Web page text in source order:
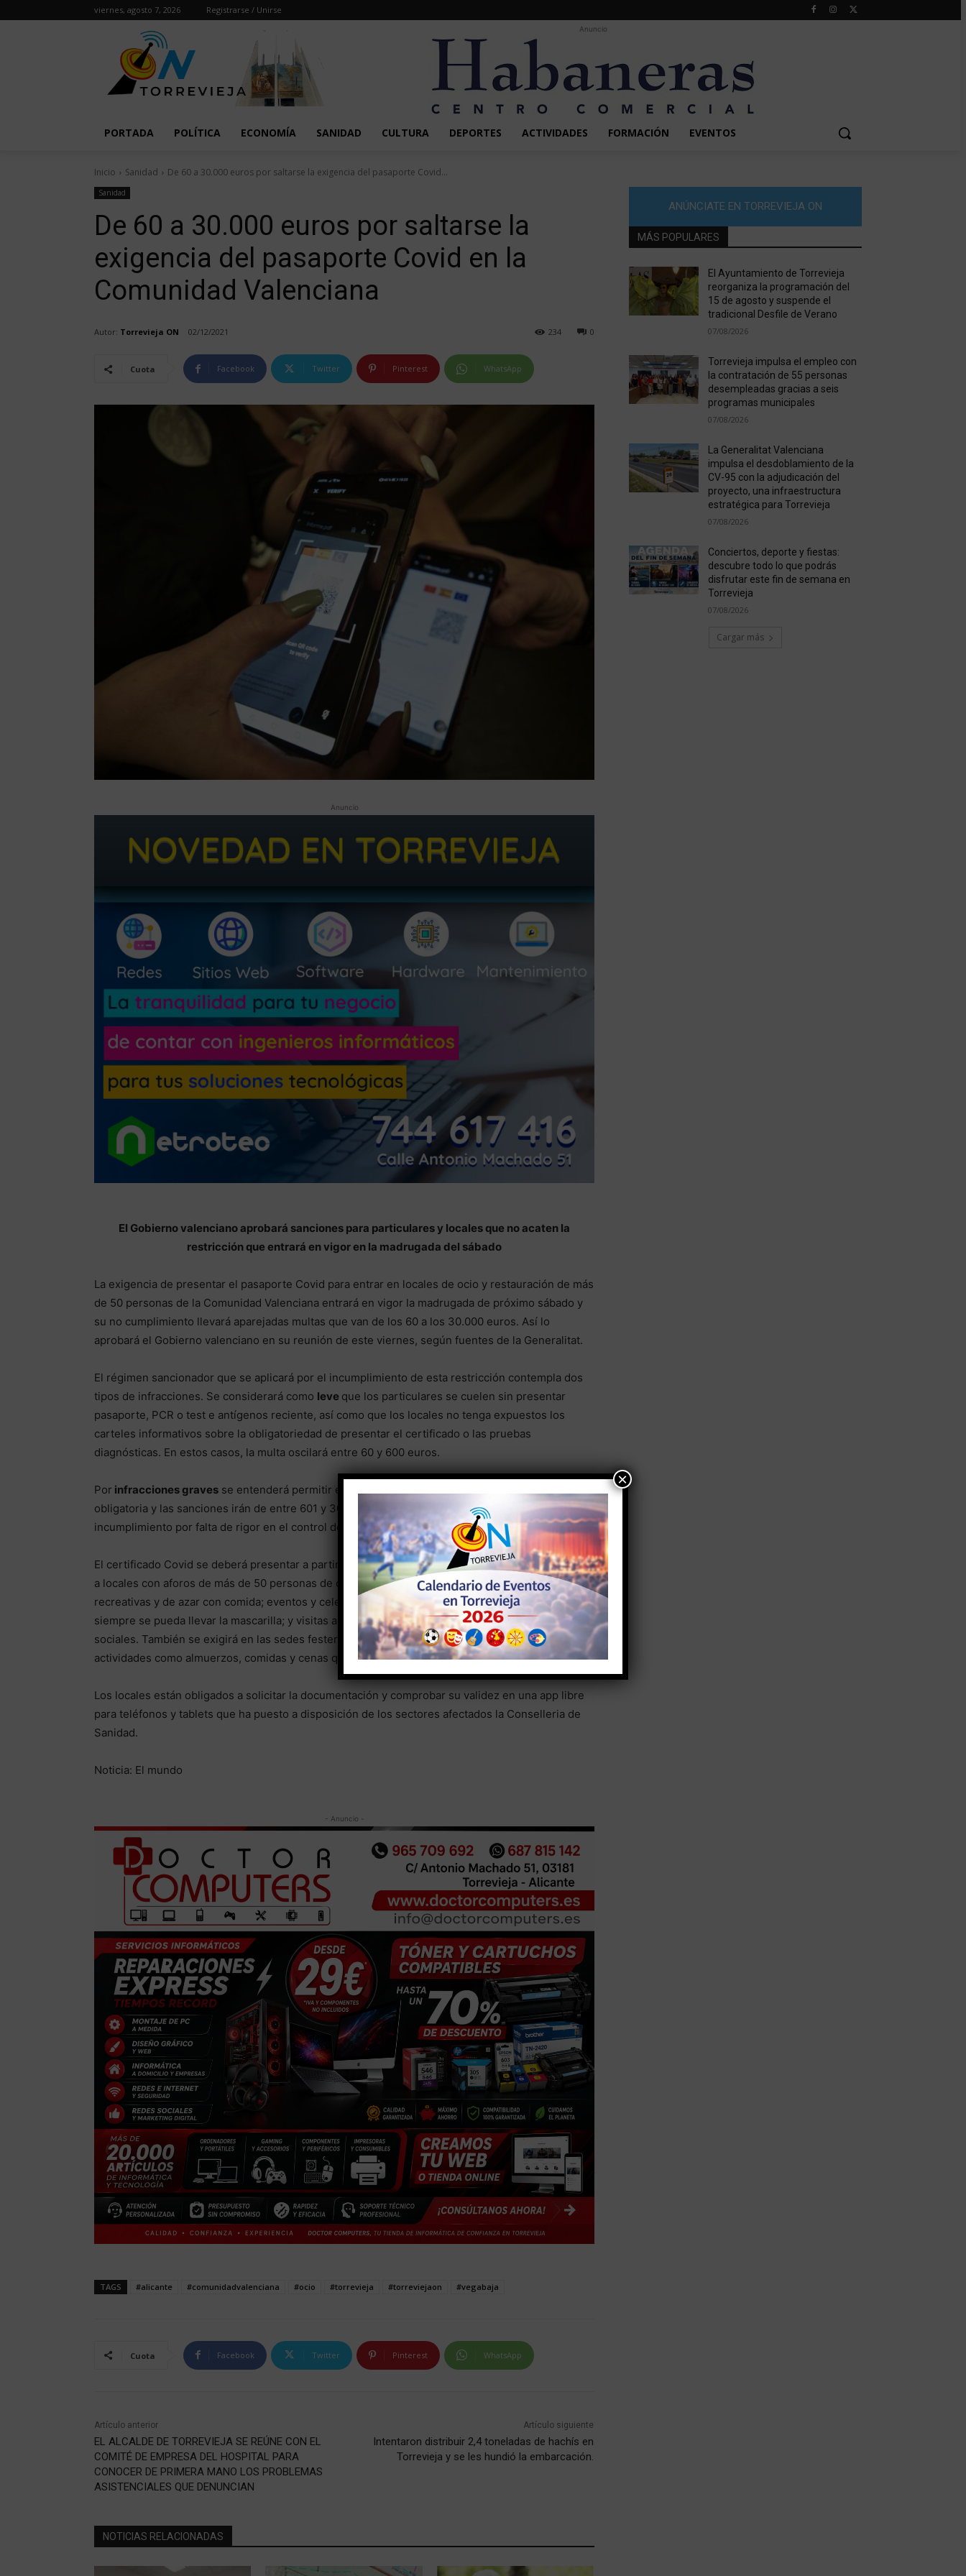
viernes, agosto 7, 2026 Registrarse / Unirse
Anuncio
PORTADA POLÍTICA ECONOMÍA SANIDAD CULTURA DEPORTES ACTIVIDADES FORMACIÓN EVENTOS
Inicio Sanidad De 60 a 30.000 euros por saltarse la exigencia del pasaporte Covid...
Sanidad
De 60 a 30.000 euros por saltarse la
exigencia del pasaporte Covid en la
Comunidad Valenciana
Autor: Torrevieja ON 02/12/2021 0
234
Cuota Facebook Twitter Pinterest WhatsApp
Anuncio
El Gobierno valenciano aprobará sanciones para particulares y locales que no acaten la
restricción que entrará en vigor en la madrugada del sábado
La exigencia de presentar el pasaporte Covid para entrar en locales de ocio y restauración de más
de 50 personas de la Comunidad Valenciana entrará en vigor la madrugada de próximo sábado y
su no cumplimiento llevará aparejadas multas que van de los 60 a los 30.000 euros. Así lo
aprobará el Gobierno valenciano en su reunión de este viernes, según fuentes de la Generalitat.
El régimen sancionador que se aplicará por el incumplimiento de esta restricción contempla dos
tipos de infracciones. Se considerará como leve que los particulares se cuelen sin presentar
pasaporte, PCR o test e antígenos reciente, así como que los locales no tenga expuestos los
carteles informativos sobre la obligatoriedad de presentar el certificado o las pruebas
diagnósticas. En estos casos, la multa oscilará entre 60 y 600 euros.
Por infracciones gravesse entenderá permitir el acceso de clientes sin la documentación
obligatoria y las sanciones irán de entre 601 y 30.000 euros, dependiendo del grado de
incumplimiento por falta de rigor en el control del acceso.
El certificado Covid se deberá presentar a partir del sábado junto aDNI o pasaportepara acceder
a locales con aforos de más de 50 personas de ocio y restauración, dedicados a actividades
recreativas y de azar con comida; eventos y celebraciones de más de 500 personas donde no
siempre se pueda llevar la mascarilla; y visitas a hospitales y a residencias de mayores y servicios
sociales. También se exigirá en las sedes festeras como casales falleros cuando se hagan
actividades como almuerzos, comidas y cenas que requieran quitarse la mascarilla en interiores.
Los locales están obligados a solicitar la documentación y comprobar su validez en una app libre
para teléfonos y tablets que ha puesto a disposición de los sectores afectados la Conselleria de
Sanidad.
Noticia: El mundo
- Anuncio -
TAGS #alicante #comunidadvalenciana #ocio #torrevieja #torreviejaon #vegabaja
Cuota Facebook Twitter Pinterest WhatsApp
Artículo anterior
EL ALCALDE DE TORREVIEJA SE REÚNE CON EL
COMITÉ DE EMPRESA DEL HOSPITAL PARA
CONOCER DE PRIMERA MANO LOS PROBLEMAS
ASISTENCIALES QUE DENUNCIAN
Artículo siguiente
Intentaron distribuir 2,4 toneladas de hachís en
Torrevieja y se les hundió la embarcación.
NOTICIAS RELACIONADAS
ANÚNCIATE EN TORREVIEJA ON
MÁS POPULARES
El Ayuntamiento de Torrevieja
reorganiza la programación del
15 de agosto y suspende el
tradicional Desfile de Verano
07/08/2026
Torrevieja impulsa el empleo con
la contratación de 55 personas
desempleadas gracias a seis
programas municipales
07/08/2026
La Generalitat Valenciana
impulsa el desdoblamiento de la
CV-95 con la adjudicación del
proyecto, una infraestructura
estratégica para Torrevieja
07/08/2026
Conciertos, deporte y fiestas:
descubre todo lo que podrás
disfrutar este fin de semana en
Torrevieja
07/08/2026
Cargar más
×